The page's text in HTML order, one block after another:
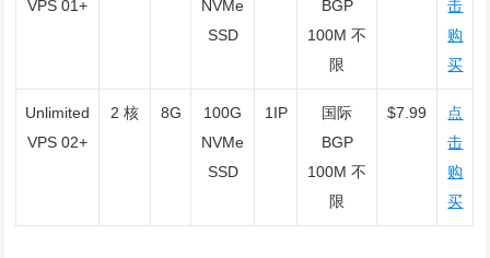
VPS 01+
NVMe
SSD
BGP
100M 不
限
击
购
买
Unlimited
VPS 02+
2 核 8G
100G
NVMe
SSD
1IP
国际
BGP
100M 不
限
$7.99
点
击
购
买